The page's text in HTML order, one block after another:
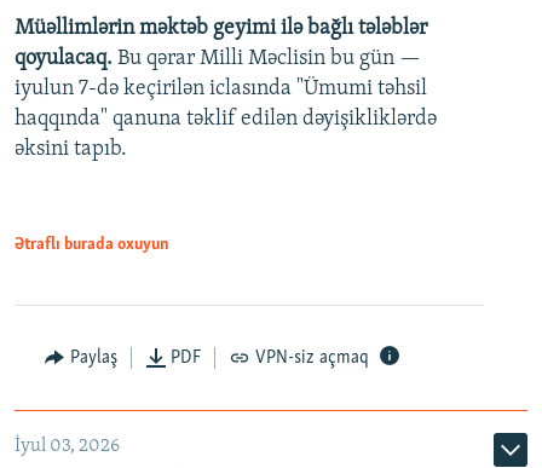
Auto 240p 360p 480p
720p 1080p
360p
480p
720p
Müəllimlərin məktəb geyimi ilə bağlı tələblər
qoyulacaq. Bu qərar Milli Məclisin bu gün —
iyulun 7-də keçirilən iclasında "Ümumi təhsil
haqqında" qanuna təklif edilən dəyişikliklərdə
əksini tapıb.
Ətraflı burada oxuyun
Paylaş PDF VPN-siz açmaq
İyul 03, 2026